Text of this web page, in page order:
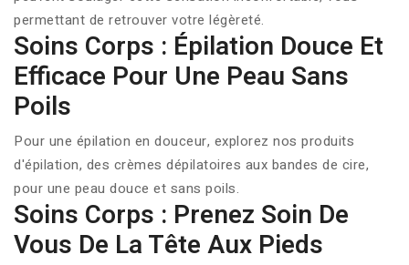
permettant de retrouver votre légèreté.
Soins Corps : Épilation Douce Et
Efficace Pour Une Peau Sans
Poils
Pour une épilation en douceur, explorez nos produits
d'épilation, des crèmes dépilatoires aux bandes de cire,
pour une peau douce et sans poils.
Soins Corps : Prenez Soin De
Vous De La Tête Aux Pieds